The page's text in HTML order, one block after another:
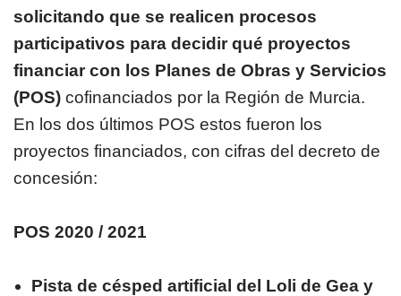
solicitando que se realicen procesos
participativos para decidir qué proyectos
financiar con los Planes de Obras y Servicios
(POS) cofinanciados por la Región de Murcia.
En los dos últimos POS estos fueron los
proyectos financiados, con cifras del decreto de
concesión:
POS 2020 / 2021
Pista de césped artificial del Loli de Gea y